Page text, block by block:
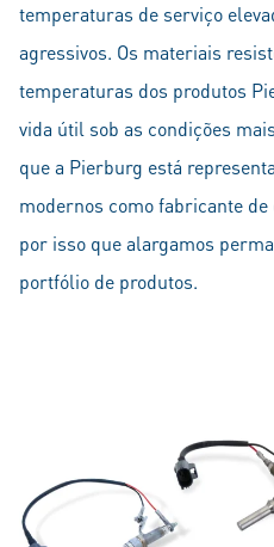
temperaturas de serviço
agressivos. Os materiais
temperaturas dos produtos
vida útil sob as condições
que a Pierburg está
modernos como fabricante
por isso que alargamos
portfólio de produtos.